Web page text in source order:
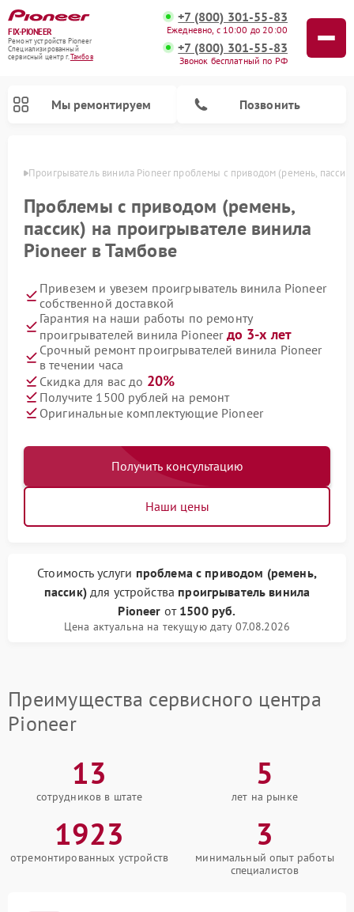
FIX-PIONEER
Ремонт устройств Pioneer
Специализированный
cервисный центр г.Тамбов
+7 (800) 301-55-83
Ежедневно, с 10:00 до 20:00
+7 (800) 301-55-83
Звонок бесплатный по РФ
Мы ремонтируем Позвонить
Проигрыватель винила Pioneer проблемы с приводом (ремень, пассик)
Проблемы с приводом (ремень,
пассик) на проигрывателе винила
Pioneer в Тамбове
Привезем и увезем проигрыватель винила Pioneer
собственной доставкой
Гарантия на наши работы по ремонту
проигрывателей винила Pioneer до 3-х лет
Срочный ремонт проигрывателей винила Pioneer
в течении часа
Скидка для вас до 20%
Получите 1500 рублей на ремонт
Оригинальные комплектующие Pioneer
Получить консультацию
Наши цены
Стоимость услуги проблема с приводом (ремень,
пассик)для устройства проигрыватель винила
Pioneer от 1500 руб.
Цена актуальна на текущую дату 07.08.2026
Преимущества сервисного центра
Pioneer
13
сотрудников в штате
5
лет на рынке
1923
отремонтированных устройств
3
минимальный опыт работы
специалистов